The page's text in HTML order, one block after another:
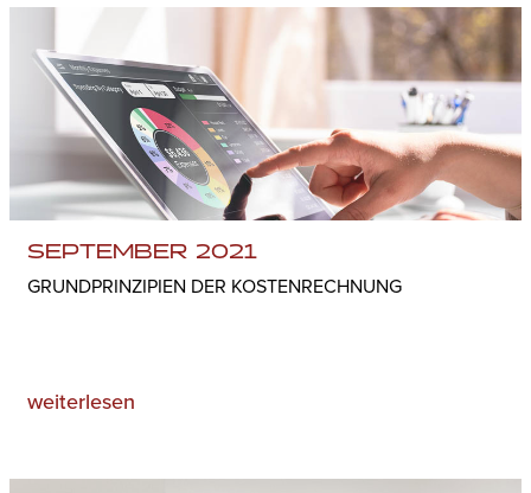
SEPTEMBER 2021
GRUNDPRINZIPIEN DER KOSTENRECHNUNG
weiterlesen